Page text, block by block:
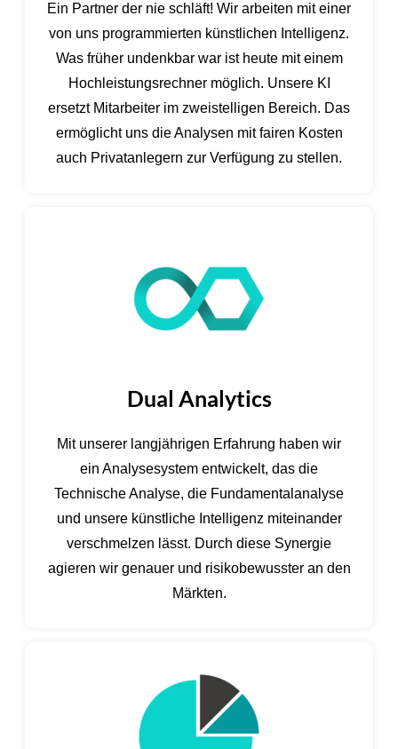
Ein Partner der nie schläft! Wir arbeiten mit einer
von uns programmierten künstlichen Intelligenz.
Was früher undenkbar war ist heute mit einem
Hochleistungsrechner möglich. Unsere KI
ersetzt Mitarbeiter im zweistelligen Bereich. Das
ermöglicht uns die Analysen mit fairen Kosten
auch Privatanlegern zur Verfügung zu stellen.
Dual Analytics
Mit unserer langjährigen Erfahrung haben wir
ein Analysesystem entwickelt, das die
Technische Analyse, die Fundamentalanalyse
und unsere künstliche Intelligenz miteinander
verschmelzen lässt. Durch diese Synergie
agieren wir genauer und risikobewusster an den
Märkten.